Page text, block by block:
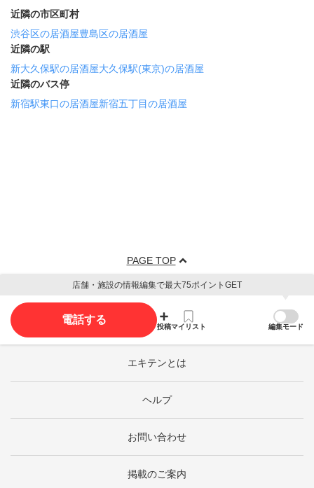
近隣の市区町村
渋谷区の居酒屋豊島区の居酒屋
近隣の駅
新大久保駅の居酒屋大久保駅(東京)の居酒屋
近隣のバス停
新宿駅東口の居酒屋新宿五丁目の居酒屋
PAGE TOP
店舗・施設の情報編集で最大75ポイントGET
電話する
投稿マイリスト 編集モード
エキテンとは
ヘルプ
お問い合わせ
掲載のご案内